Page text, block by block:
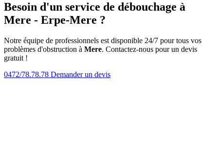
Besoin d'un service de débouchage à
Mere - Erpe-Mere ?
Notre équipe de professionnels est disponible 24/7 pour tous vos
problèmes d'obstruction à Mere. Contactez-nous pour un devis
gratuit !
0472/78.78.78 Demander un devis